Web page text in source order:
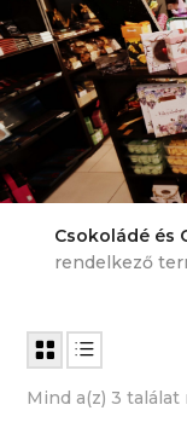
Csokoládé és
rendelkező
Mind a(z) 3